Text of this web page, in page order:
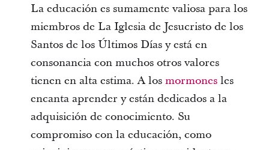
La educación es sumamente valiosa para los
miembros de La Iglesia de Jesucristo de los
Santos de los Últimos Días y está en
consonancia con muchos otros valores
tienen en alta estima. A los mormonesles
encanta aprender y están dedicados a la
adquisición de conocimiento. Su
compromiso con la educación, como